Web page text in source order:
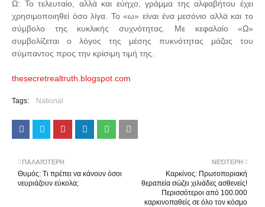
Ω: Το τελευταίο, αλλά και εύηχο, γράμμα της αλφαβήτου έχει
χρησιμοποιηθεί όσο λίγα. Το «ω» είναι ένα μεσόνιο αλλά και το
σύμβολο της κυκλικής συχνότητας. Με κεφαλαίο «Ω»
συμβολίζεται ο λόγος της μέσης πυκνότητας μάζας του
σύμπαντος προς την κρίσιμη τιμή της.
thesecretrealtruth.blogspot.com
Tags: National
ΝΕΌΤΕΡΗ
Καρκίνος: Πρωτοποριακή
θεραπεία σώζει χιλιάδες ασθενείς!
Περισσότεροι από 100.000
καρκινοπαθείς σε όλο τον κόσμο
ΠΑΛΑΙΌΤΕΡΗ
Θυμός: Τι πρέπει να κάνουν όσοι
νευριάζουν εύκολα;